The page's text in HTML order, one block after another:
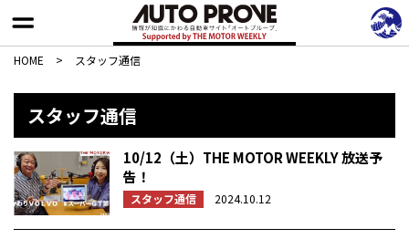
HOME > スタッフ通信
スタッフ通信
10/12（土）THE MOTOR WEEKLY 放送予
告！
スタッフ通信 2024.10.12